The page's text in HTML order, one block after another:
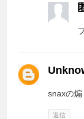
snaxの煽
返信